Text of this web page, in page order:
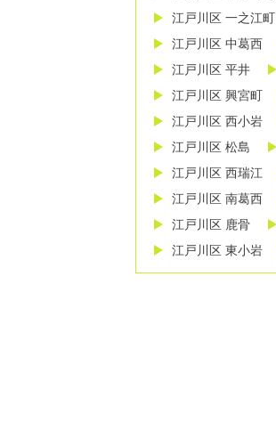
江戸川区 一之江町
江戸川区 中葛西
江戸川区 平井
江戸川区 興宮町
江戸川区 西小岩
江戸川区 松島
江戸川区 西瑞江
江戸川区 南葛西
江戸川区 鹿骨
江戸川区 東小岩